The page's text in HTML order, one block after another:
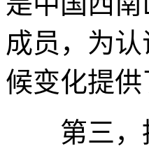
成员，为
候变化提供
第三，推